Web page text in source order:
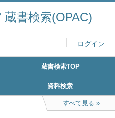
書検索(OPAC)
ログイン
蔵書検索TOP
資料検索
すべて見る